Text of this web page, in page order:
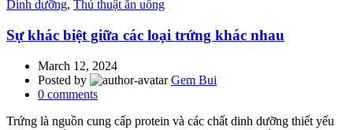
Dinh dưỡng, Thủ thuật ăn uống
Sự khác biệt giữa các loại trứng khác nhau
March 12, 2024
Posted by
Gem Bui
0 comments
Trứng là nguồn cung cấp protein và các chất dinh dưỡng thiết yếu